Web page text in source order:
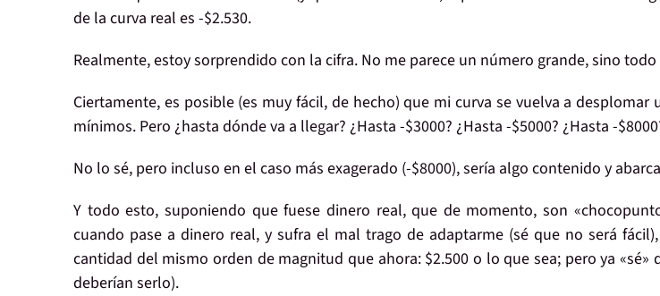
de la curva real es -$2.530.
Realmente,estoy sorprendido con la cifra. No me parece un número grande, sino
Ciertamente, es posible(es muy fácil, de hecho) que mi curva se vuelva a desplomar
mínimos. Pero ¿hasta dónde va a llegar? ¿Hasta -$3000? ¿Hasta -$5000? ¿Hasta -
No lo sé, pero incluso en el caso más exagerado (-$8000), sería algo contenido y
Y todo esto, suponiendo que fuese dinero real, que de momento, son
cuando pase a dinero real, y sufra el mal trago de adaptarme (sé que no será
cantidad del mismo orden de magnitud que ahora: $2.500 o lo que sea; pero ya «sé»
deberían serlo).